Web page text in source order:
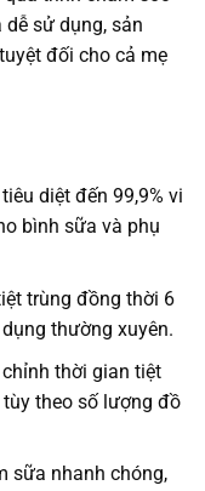
dễ sử dụng, sản
đối cho cả mẹ
diệt đến 99,9% vi
bình sữa và phụ
trùng đồng thời 6
thường xuyên.
thời gian tiệt
theo số lượng đồ
sữa nhanh chóng,